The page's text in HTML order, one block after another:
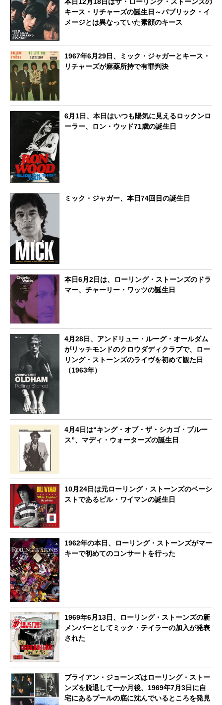
キース・リチャーズの誕生日～パブリック・イ
メージとは異なっていた素顔のキース
1967年6月29日、ミック・ジャガーとキース・
リチャーズが麻薬所持で有罪判決
6月1日、本日はいつも陽気に見えるロックンロ
ーラー、ロン・ウッド71歳の誕生日
ミック・ジャガー、本日74回目の誕生日
本日6月2日は、ローリング・ストーンズのドラ
マー、チャーリー・ワッツの誕生日
4月28日、アンドリュー・ルーグ・オールダム
がリッチモンドのクロウダディクラブで、ロー
リング・ストーンズのライヴを初めて観た日
（1963年）
4月4日は“キング・オブ・ザ・シカゴ・ブルー
ス”、マディ・ウォーターズの誕生日
10月24日は元ローリング・ストーンズのベーシ
ストであるビル・ワイマンの誕生日
1962年の本日、ローリング・ストーンズがマー
キーで初めてのコンサートを行った
1969年6月13日、ローリング・ストーンズの新
メンバーとしてミック・テイラーの加入が発表
された
ブライアン・ジョーンズはローリング・ストー
ンズを脱退して一か月後、1969年7月3日に自
宅にあるプールの底に沈んでいるところを発見